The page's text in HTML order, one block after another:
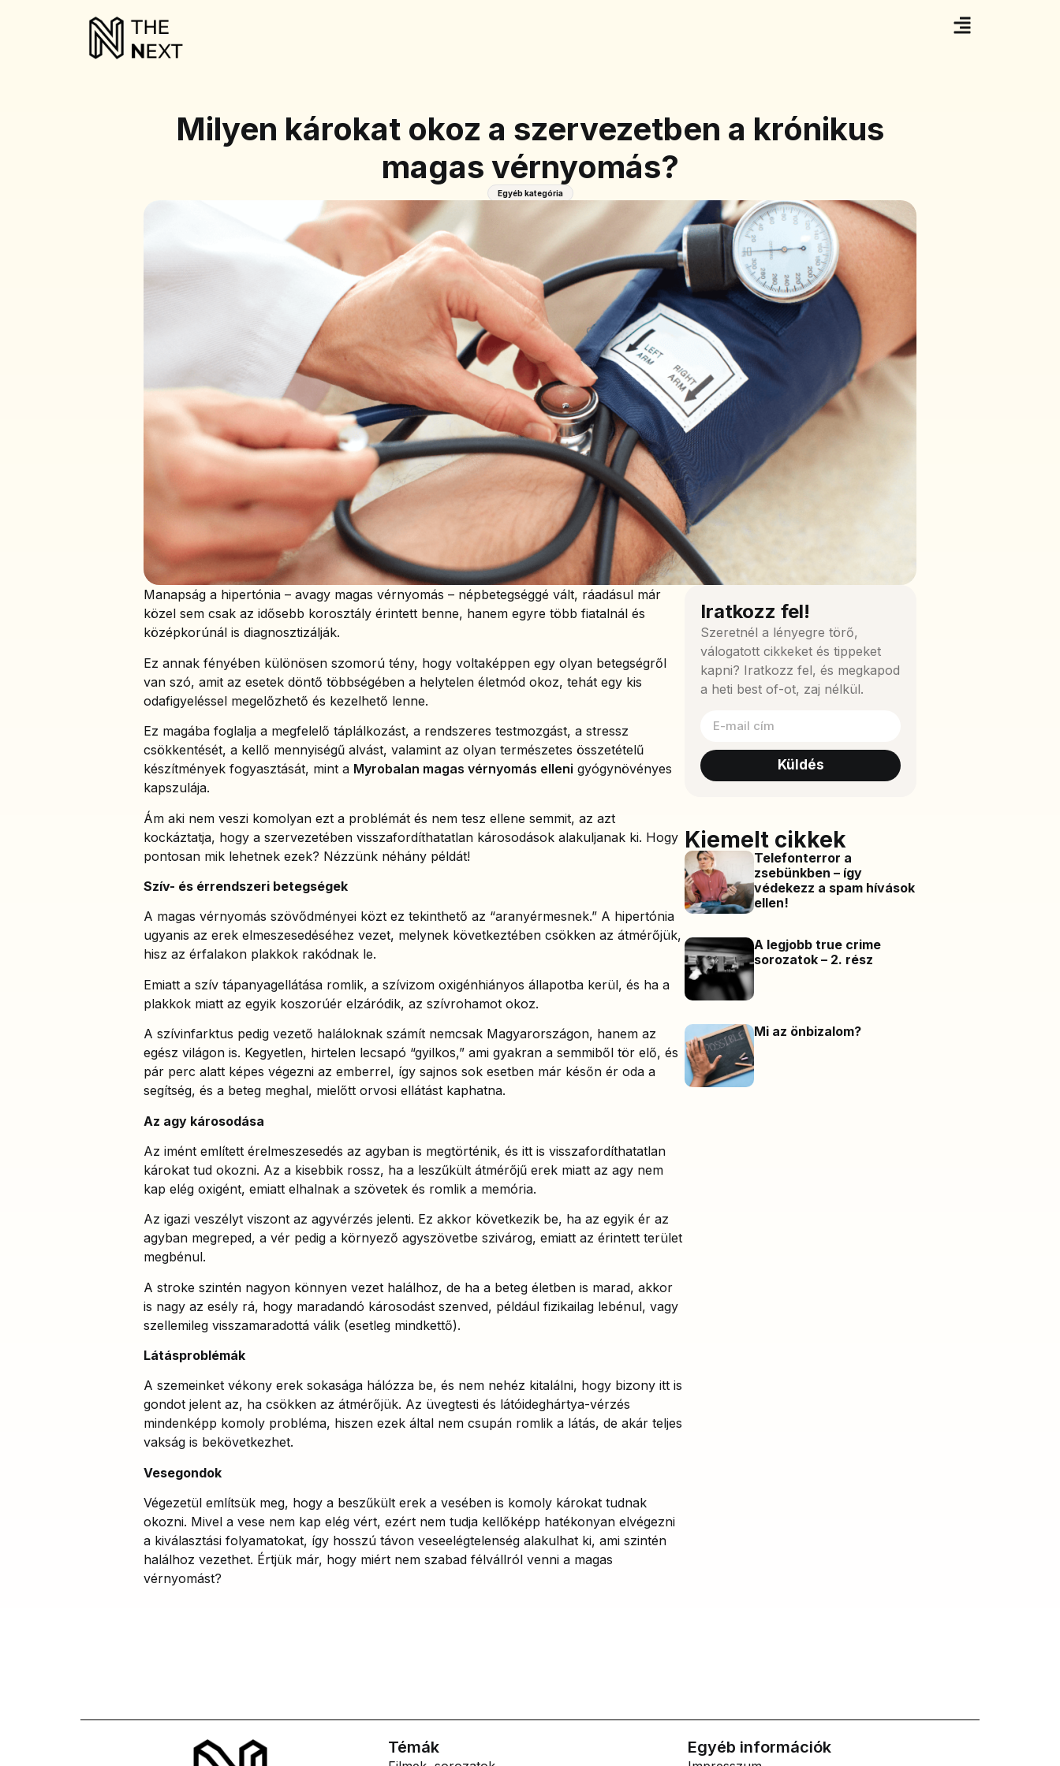
Milyen károkat okoz a szervezetben a krónikus
magas vérnyomás?
Egyéb kategória
Manapság a hipertónia – avagy magas vérnyomás – népbetegséggé vált, ráadásul már
közel sem csak az idősebb korosztály érintett benne, hanem egyre több fiatalnál és
középkorúnál is diagnosztizálják.
Ez annak fényében különösen szomorú tény, hogy voltaképpen egy olyan betegségről
van szó, amit az esetek döntő többségében a helytelen életmód okoz, tehát egy kis
odafigyeléssel megelőzhető és kezelhető lenne.
Ez magába foglalja a megfelelő táplálkozást, a rendszeres testmozgást, a stressz
csökkentését, a kellő mennyiségű alvást, valamint az olyan természetes összetételű
készítmények fogyasztását, mint a Myrobalan magas vérnyomás elleni gyógynövényes
kapszulája.
Ám aki nem veszi komolyan ezt a problémát és nem tesz ellene semmit, az azt
kockáztatja, hogy a szervezetében visszafordíthatatlan károsodások alakuljanak ki. Hogy
pontosan mik lehetnek ezek? Nézzünk néhány példát!
Szív- és érrendszeri betegségek
A magas vérnyomás szövődményei közt ez tekinthető az “aranyérmesnek.” A hipertónia
ugyanis az erek elmeszesedéséhez vezet, melynek következtében csökken az átmérőjük,
hisz az érfalakon plakkok rakódnak le.
Emiatt a szív tápanyagellátása romlik, a szívizom oxigénhiányos állapotba kerül, és ha a
plakkok miatt az egyik koszorúér elzáródik, az szívrohamot okoz.
A szívinfarktus pedig vezető haláloknak számít nemcsak Magyarországon, hanem az
egész világon is. Kegyetlen, hirtelen lecsapó “gyilkos,” ami gyakran a semmiből tör elő, és
pár perc alatt képes végezni az emberrel, így sajnos sok esetben már későn ér oda a
segítség, és a beteg meghal, mielőtt orvosi ellátást kaphatna.
Az agy károsodása
Az imént említett érelmeszesedés az agyban is megtörténik, és itt is visszafordíthatatlan
károkat tud okozni. Az a kisebbik rossz, ha a leszűkült átmérőjű erek miatt az agy nem
kap elég oxigént, emiatt elhalnak a szövetek és romlik a memória.
Az igazi veszélyt viszont az agyvérzés jelenti. Ez akkor következik be, ha az egyik ér az
agyban megreped, a vér pedig a környező agyszövetbe szivárog, emiatt az érintett terület
megbénul.
A stroke szintén nagyon könnyen vezet halálhoz, de ha a beteg életben is marad, akkor
is nagy az esély rá, hogy maradandó károsodást szenved, például fizikailag lebénul, vagy
szellemileg visszamaradottá válik (esetleg mindkettő).
Látásproblémák
A szemeinket vékony erek sokasága hálózza be, és nem nehéz kitalálni, hogy bizony itt is
gondot jelent az, ha csökken az átmérőjük. Az üvegtesti és látóideghártya-vérzés
mindenképp komoly probléma, hiszen ezek által nem csupán romlik a látás, de akár teljes
vakság is bekövetkezhet.
Vesegondok
Végezetül említsük meg, hogy a beszűkült erek a vesében is komoly károkat tudnak
okozni. Mivel a vese nem kap elég vért, ezért nem tudja kellőképp hatékonyan elvégezni
a kiválasztási folyamatokat, így hosszú távon veseelégtelenség alakulhat ki, ami szintén
halálhoz vezethet. Értjük már, hogy miért nem szabad félvállról venni a magas
vérnyomást?
Iratkozz fel!
Szeretnél a lényegre törő,
válogatott cikkeket és tippeket
kapni? Iratkozz fel, és megkapod
a heti best of-ot, zaj nélkül.
Küldés
Kiemelt cikkek
Telefonterror a
zsebünkben – így
védekezz a spam hívások
ellen!
A legjobb true crime
sorozatok – 2. rész
Mi az önbizalom?
Témák Egyéb információk